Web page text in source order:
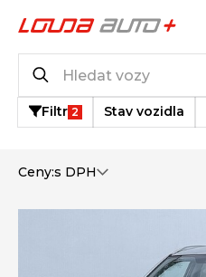
Filtr 2 Stav vozidla
Ceny:s DPH